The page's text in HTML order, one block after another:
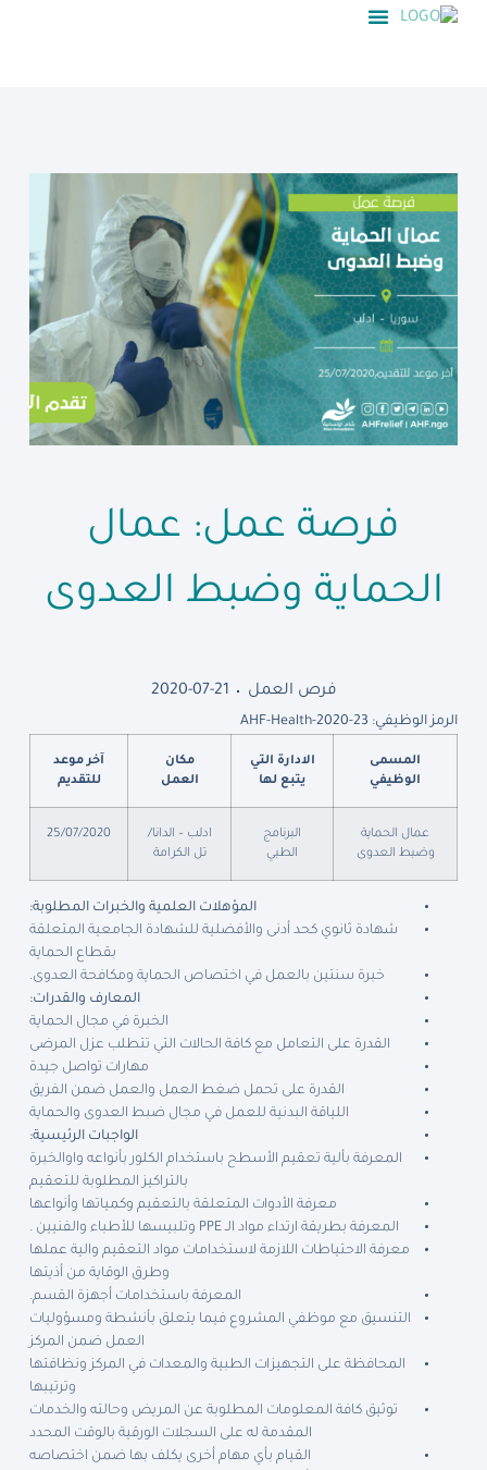
فرصة عمل: عمال
الحماية وضبط العدوى
فرص العمل 2020-07-21
الرمز الوظيفي: AHF-Health-2020-23
المسمى
الوظيفي
الادارة التي
يتبع لها
مكان
العمل
آخر موعد
للتقديم
عمال الحماية
وضبط العدوى
البرنامج
الطبي
ادلب – الدانا/
تل الكرامة
25/07/2020
المؤهلات العلمية والخبرات المطلوبة:
شهادة ثانوي كحد أدنى والأفضلية للشهادة الجامعية المتعلقة
بقطاع الحماية
خبرة سنتين بالعمل في اختصاص الحماية ومكافحة العدوى.
المعارف والقدرات:
الخبرة في مجال الحماية
القدرة على التعامل مع كافة الحالات التي تتطلب عزل المرضى
مهارات تواصل جيدة
القدرة على تحمل ضغط العمل والعمل ضمن الفريق
اللياقة البدنية للعمل في مجال ضبط العدوى والحماية
الواجبات الرئيسية:
المعرفة بألية تعقيم الأسطح باستخدام الكلور بأنواعه واوالخبرة
بالتراكيز المطلوبة للتعقيم
معرفة الأدوات المتعلقة بالتعقيم وكمياتها وأنواعها
المعرفة بطريقة ارتداء مواد الـ PPE وتلبيسها للأطباء والفنيين .
معرفة الاحتياطات اللازمة لاستخدامات مواد التعقيم والية عملها
وطرق الوقاية من أذيتها
المعرفة باستخدامات أجهزة القسم.
التنسيق مع موظفي المشروع فيما يتعلق بأنشطة ومسؤوليات
العمل ضمن المركز
المحافظة على التجهيزات الطبية والمعدات في المركز ونظافتها
وترتيبها
توثيق كافة المعلومات المطلوبة عن المريض وحالته والخدمات
المقدمة له على السجلات الورقية بالوقت المحدد
القيام بأي مهام أخرى يكلف بها ضمن اختصاصه